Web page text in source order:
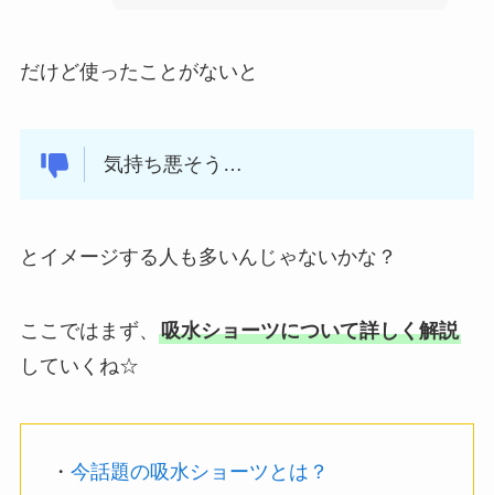
だけど使ったことがないと
気持ち悪そう…
とイメージする人も多いんじゃないかな？
ここではまず、 吸水ショーツについて詳しく解説
していくね☆
・ 今話題の吸水ショーツとは？